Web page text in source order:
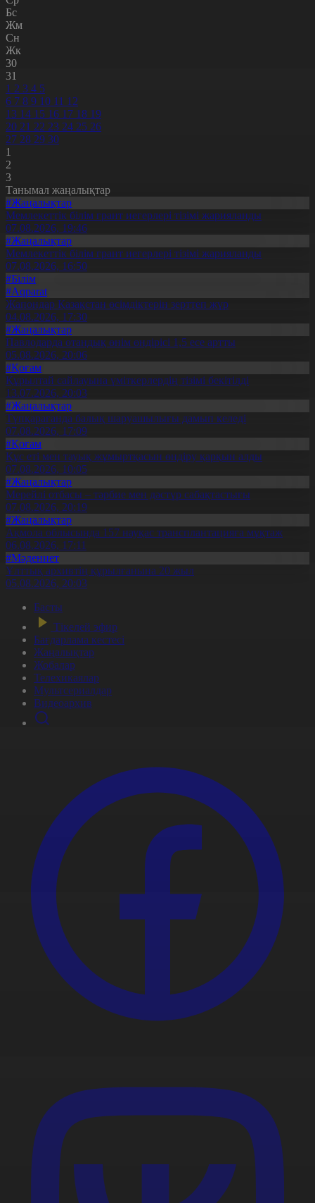
Бс
Жм
Сн
Жк
30
31
1 2 3 4 5
6 7 8 9 10 11 12
13 14 15 16 17 18 19
20 21 22 23 24 25 26
27 28 29 30
1
2
3
Танымал жаңалықтар
#Жаңалықтар
Мемлекеттік білім грант иегерлері тізімі жарияланды
07.08.2026, 19:46
#Жаңалықтар
Мемлекеттік білім грант иегерлері тізімі жарияланды
07.08.2026, 16:50
#Білім
#Aqparat
Жапондар Қазақстан өсімдіктерін зерттеп жүр
04.08.2026, 17:30
#Жаңалықтар
Павлодарда отандық өнім өндірісі 1,5 есе артты
05.08.2026, 20:06
#Қоғам
Құрылтай сайлауына үміткерлердің тізімі бекітілді
13.07.2026, 20:03
#Жаңалықтар
Түпқарағанда балық шаруашылығы дамып келеді
07.08.2026, 17:09
#Қоғам
Құс еті мен тауық жұмыртқасын өндіру қарқын алды
07.08.2026, 10:05
#Жаңалықтар
Мерейлі отбасы – тәрбие мен дәстүр сабақтастығы
07.08.2026, 20:19
#Жаңалықтар
Ақмола облысында 157 науқас трансплантацияға мұқтаж
06.08.2026, 17:11
#Мәдениет
Ұлттық архивтің құрылғанына 20 жыл
05.08.2026, 20:03
Басты
Тікелей эфир
Бағдарлама кестесі
Жаңалықтар
Жобалар
Телехикаялар
Мультсериалдар
Видеоархив